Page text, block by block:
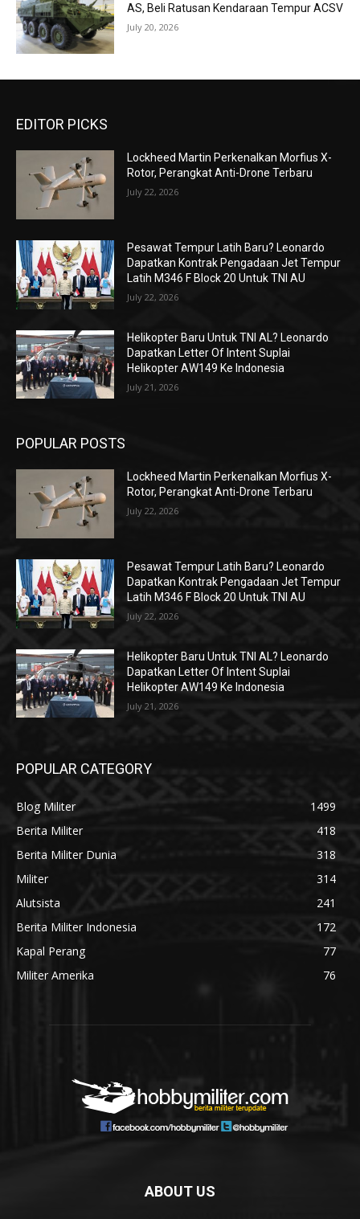
AS, Beli Ratusan Kendaraan Tempur ACSV
July 20, 2026
EDITOR PICKS
Lockheed Martin Perkenalkan Morfius X-
Rotor, Perangkat Anti-Drone Terbaru
July 22, 2026
Pesawat Tempur Latih Baru? Leonardo
Dapatkan Kontrak Pengadaan Jet Tempur
Latih M346 F Block 20 Untuk TNI AU
July 22, 2026
Helikopter Baru Untuk TNI AL? Leonardo
Dapatkan Letter Of Intent Suplai
Helikopter AW149 Ke Indonesia
July 21, 2026
POPULAR POSTS
Lockheed Martin Perkenalkan Morfius X-
Rotor, Perangkat Anti-Drone Terbaru
July 22, 2026
Pesawat Tempur Latih Baru? Leonardo
Dapatkan Kontrak Pengadaan Jet Tempur
Latih M346 F Block 20 Untuk TNI AU
July 22, 2026
Helikopter Baru Untuk TNI AL? Leonardo
Dapatkan Letter Of Intent Suplai
Helikopter AW149 Ke Indonesia
July 21, 2026
POPULAR CATEGORY
Blog Militer
1499
Berita Militer
418
Berita Militer Dunia
318
Militer
314
Alutsista
241
Berita Militer Indonesia
172
Kapal Perang
77
Militer Amerika
76
ABOUT US